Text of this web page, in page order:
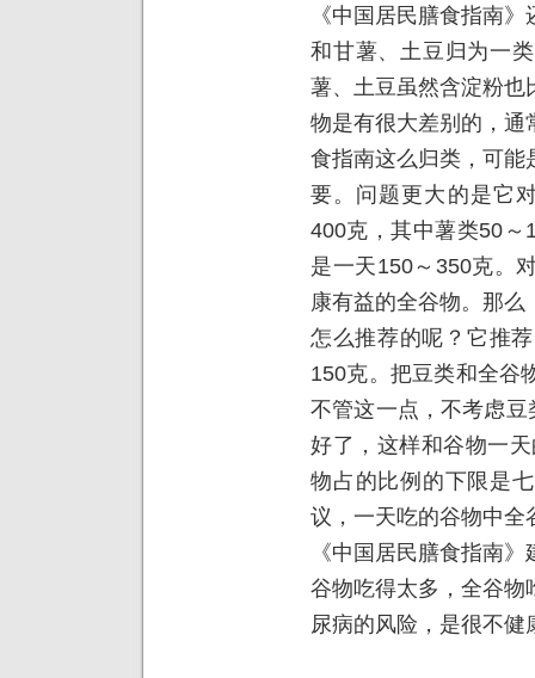
《中国居民膳食指南
和甘薯、土豆归为一
薯、土豆虽然含淀粉也
物是有很大差别的，通
食指南这么归类，可能
要。问题更大的是它
400克，其中薯类50～
是一天150～350克。
康有益的全谷物。那
怎么推荐的呢？它推
150克。把豆类和全谷
不管这一点，不考虑
好了，这样和谷物一
物占的比例的下限是
议，一天吃的谷物中全
《中国居民膳食指南
谷物吃得太多，全谷物
尿病的风险，是很不健